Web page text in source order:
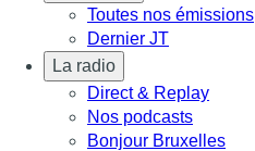
Toutes nos émissions
Dernier JT
La radio
Direct & Replay
Nos podcasts
Bonjour Bruxelles